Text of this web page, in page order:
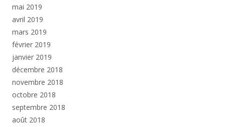
mai 2019
avril 2019
mars 2019
février 2019
janvier 2019
décembre 2018
novembre 2018
octobre 2018
septembre 2018
août 2018